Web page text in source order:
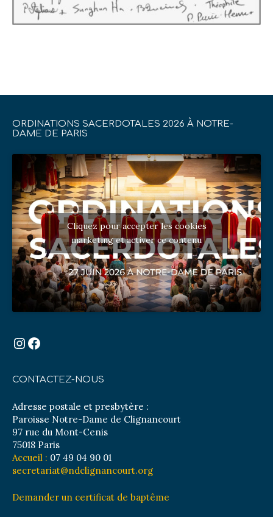
ORDINATIONS SACERDOTALES 2026 À NOTRE-
DAME DE PARIS
Cliquez pour accepter les cookies
marketing et activer ce contenu
Instagram
Facebook
CONTACTEZ-NOUS
Adresse postale et presbytère :
Paroisse Notre-Dame de Clignancourt
97 rue du Mont-Cenis
75018 Paris
Accueil : 07 49 04 90 01
secretariat@ndclignancourt.org
Demander un certificat de baptême